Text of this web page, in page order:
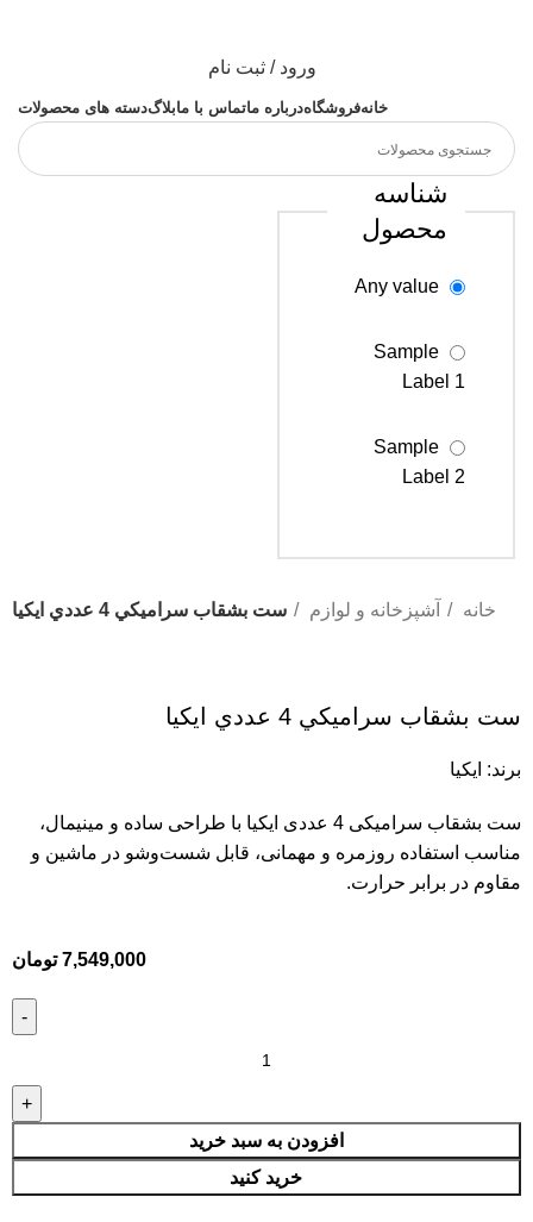
ورود / ثبت نام
خانهفروشگاهدرباره ماتماس با مابلاگدسته های محصولات
شناسه
محصول
Sample
Label 1
Sample
Label 2
خانه
آشپزخانه و لوازم ست بشقاب سراميكي 4 عددي ايكيا
ست بشقاب سراميكي 4 عددي ايكيا
برند: ایکیا
ست بشقاب سرامیکی 4 عددی ایکیا با طراحی ساده و مینیمال،
مناسب استفاده روزمره و مهمانی، قابل شست‌وشو در ماشین و
مقاوم در برابر حرارت.
7,549,000 تومان
افزودن به سبد خرید
خرید کنید